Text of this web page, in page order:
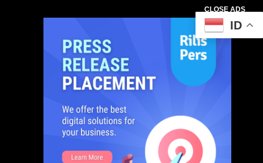
CLOSE ADS
ID